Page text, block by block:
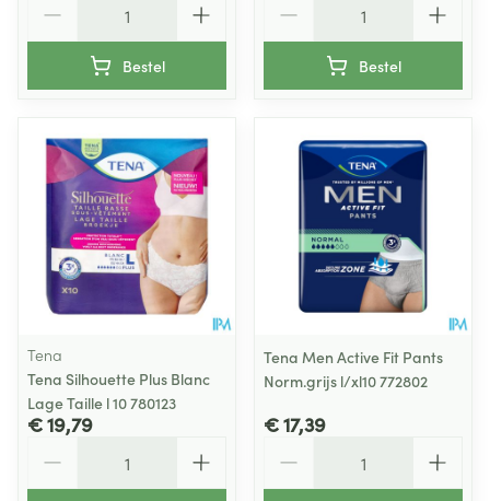
Bestel Bestel
Tena
Tena Silhouette Plus Blanc
Lage Taille l 10 780123
€ 19,79
Tena Men Active Fit Pants
Norm.grijs l/xl10 772802
€ 17,39